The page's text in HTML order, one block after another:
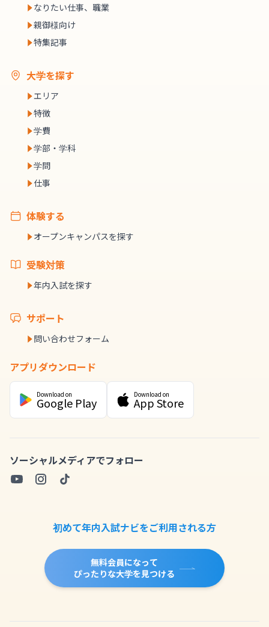
なりたい仕事、職業
親御様向け
特集記事
大学を探す
エリア
特徴
学費
学部・学科
学問
仕事
体験する
オープンキャンパスを探す
受験対策
年内入試を探す
サポート
問い合わせフォーム
アプリダウンロード
Download on
Google Play
Download on
App Store
ソーシャルメディアでフォロー
初めて年内入試ナビをご利用される方
無料会員になって
ぴったりな大学を見つける